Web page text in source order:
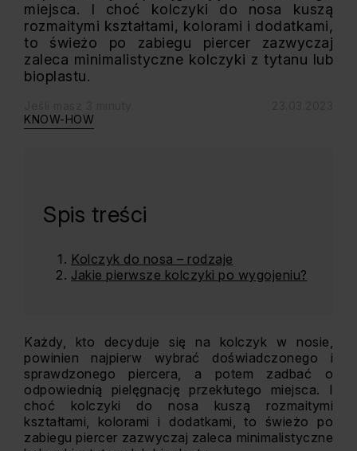
miejsca. I choć kolczyki do nosa kuszą
rozmaitymi kształtami, kolorami i dodatkami,
to świeżo po zabiegu piercer zazwyczaj
zaleca minimalistyczne kolczyki z tytanu lub
bioplastu.
KNOW-HOW
Spis treści
Kolczyk do nosa – rodzaje
Jakie pierwsze kolczyki po wygojeniu?
Każdy, kto decyduje się na kolczyk w nosie,
powinien najpierw wybrać doświadczonego i
sprawdzonego piercera, a potem zadbać o
odpowiednią pielęgnację przekłutego miejsca. I
choć kolczyki do nosa kuszą rozmaitymi
kształtami, kolorami i dodatkami, to świeżo po
zabiegu piercer zazwyczaj zaleca minimalistyczne